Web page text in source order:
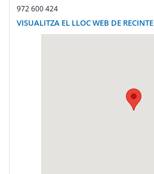
972 600 424
VISUALITZA EL LLOC WEB DE RECINTE